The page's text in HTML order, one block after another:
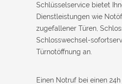
Schlüsselservice bietet
Dienstleistungen wie
zugefallener Türen,
Schlosswechsel-
Türnotöffnung an.
Einen Notruf bei einen